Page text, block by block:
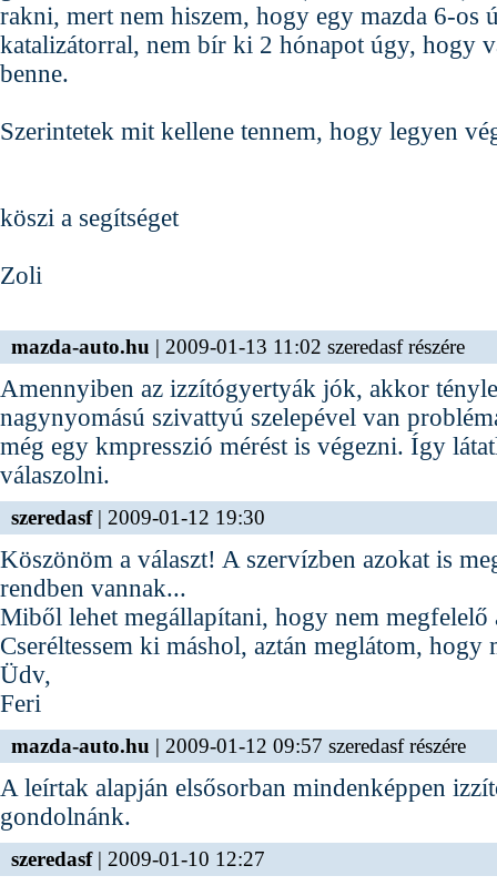
rakni, mert nem hiszem, hogy egy mazda 6-os
katalizátorral, nem bír ki 2 hónapot úgy, hogy
benne.
Szerintetek mit kellene tennem, hogy legyen
köszi a segítséget
Zoli
mazda-auto.hu | 2009-01-13 11:02 szeredasf részére
Amennyiben az izzítógyertyák jók, akkor
nagynyomású szivattyú szelepével van
még egy kmpresszió mérést is végezni. Így
válaszolni.
szeredasf| 2009-01-12 19:30
Köszönöm a választ! A szervízben azokat is
rendben vannak...
Miből lehet megállapítani, hogy nem megfelelő
Cseréltessem ki máshol, aztán meglátom, hogy
Üdv,
Feri
mazda-auto.hu | 2009-01-12 09:57 szeredasf részére
A leírtak alapján elsősorban mindenképpen
gondolnánk.
szeredasf| 2009-01-10 12:27